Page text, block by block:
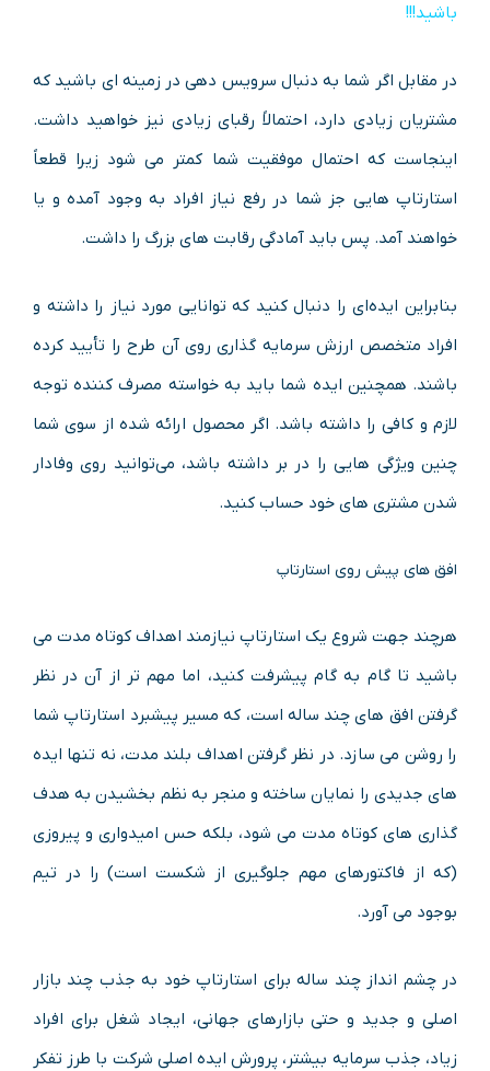
باشید!!!
در مقابل اگر شما به دنبال سرویس دهی در زمینه ای باشید که
مشتریان زیادی دارد، احتمالاً رقبای زیادی نیز خواهید داشت.
اینجاست که احتمال موفقیت شما کمتر می شود زیرا قطعاً
استارتاپ هایی جز شما در رفع نیاز افراد به وجود آمده و یا
خواهند آمد. پس باید آمادگی رقابت های بزرگ را داشت.
بنابراین ایده‌ای را دنبال کنید که توانایی مورد نیاز را داشته و
افراد متخصص ارزش سرمایه گذاری روی آن طرح را تأیید کرده
باشند. همچنین ایده شما باید به خواسته مصرف کننده توجه
لازم و کافی را داشته باشد. اگر محصول ارائه شده از سوی شما
چنین ویژگی هایی را در بر داشته باشد، می‌توانید روی وفادار
شدن مشتری های خود حساب کنید.
افق های پیش روی استارتاپ
هرچند جهت شروع یک استارتاپ نیازمند اهداف کوتاه مدت می
باشید تا گام به گام پیشرفت کنید، اما مهم تر از آن در نظر
گرفتن افق های چند ساله است، که مسیر پیشبرد استارتاپ شما
را روشن می سازد. در نظر گرفتن اهداف بلند مدت، نه تنها ایده
های جدیدی را نمایان ساخته و منجر به نظم بخشیدن به هدف
گذاری های کوتاه مدت می شود، بلکه حس امیدواری و پیروزی
(که از فاکتورهای مهم جلوگیری از شکست است) را در تیم
بوجود می آورد.
در چشم‌ انداز چند ساله برای استارتاپ خود به جذب چند بازار
اصلی و جدید و حتی بازارهای جهانی، ایجاد شغل برای افراد
زیاد، جذب سرمایه بیشتر، پرورش ایده اصلی شرکت با طرز تفکر